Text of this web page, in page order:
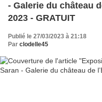
- Galerie du château
2023 - GRATUIT
Publié le 27/03/2023 à 21:18
Par clodelle45